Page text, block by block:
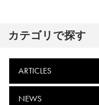
カテゴリで探す
ARTICLES
NEWS